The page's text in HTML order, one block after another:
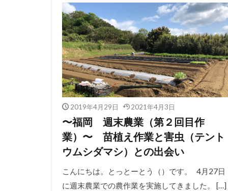
2019年4月29日 2021年4月3日
〜福岡 週末農業（第２回目作
業）〜 苗植え作業と害虫（テント
ウムシダマシ）との出会い
こんにちは。とっとーとう（）です。 4月27日
に週末農業での農作業を実施してきました。 […]